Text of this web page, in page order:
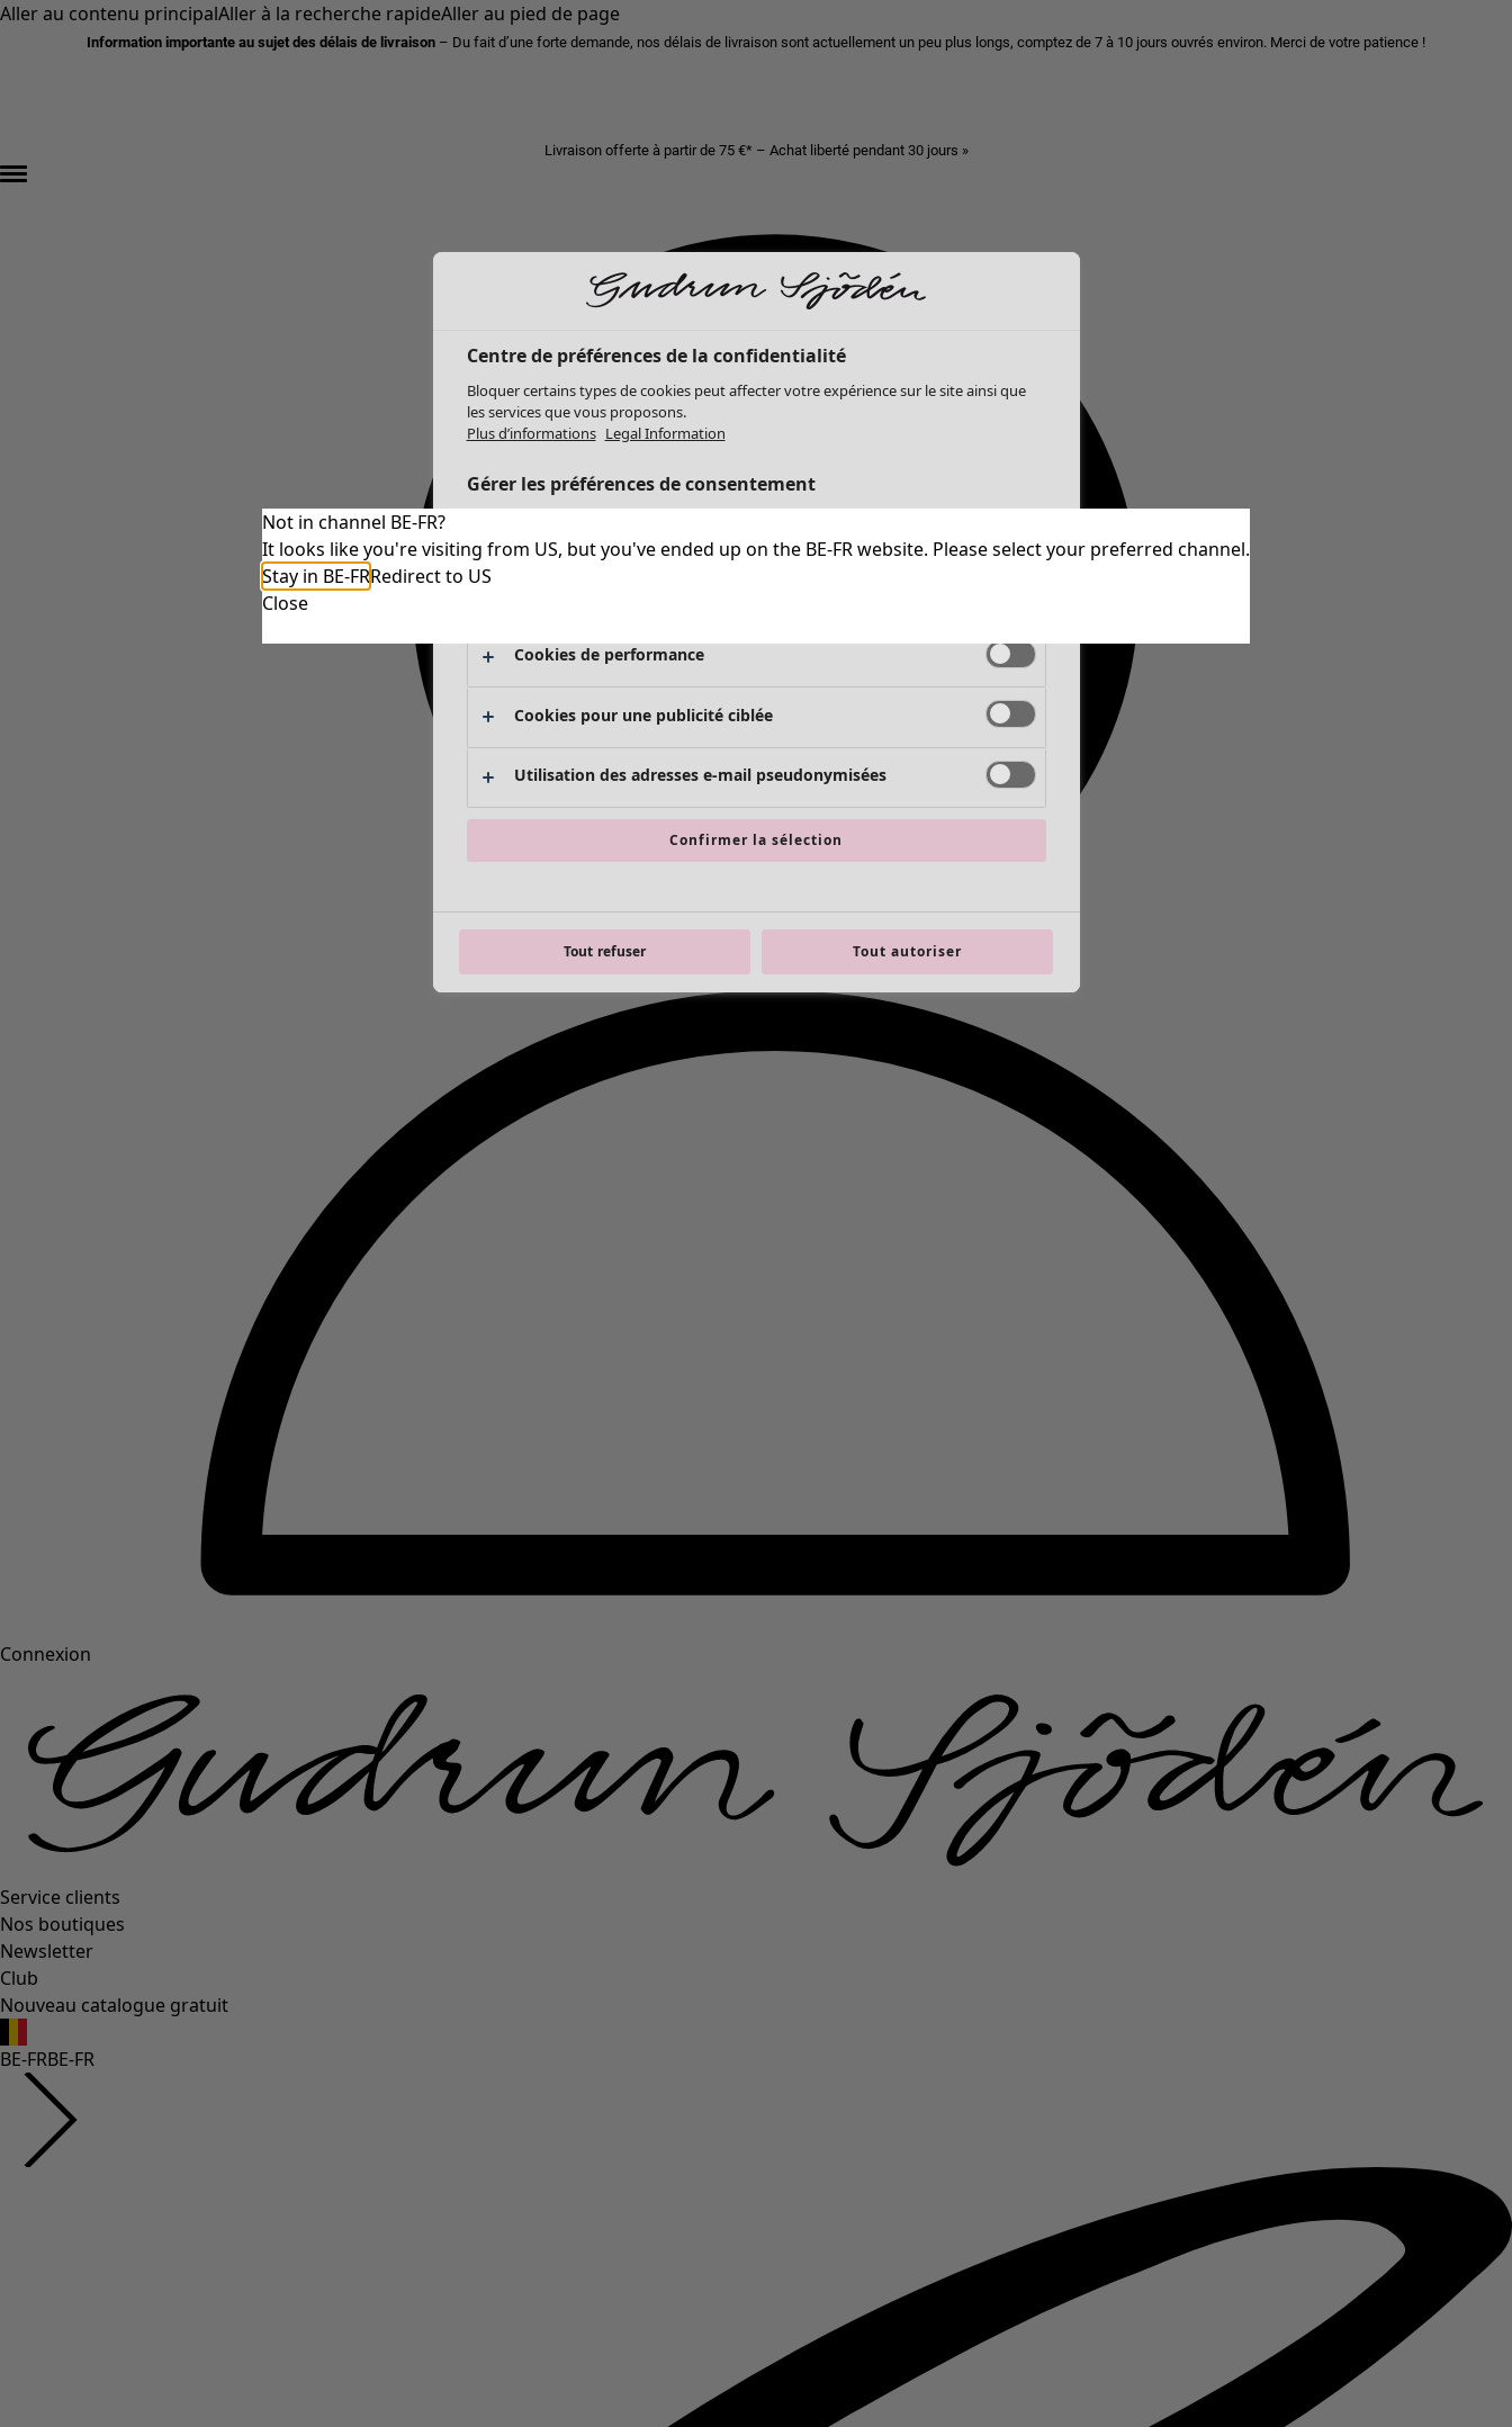
Aller au contenu principalAller à la recherche rapideAller au pied de page
Information importante au sujet des délais de livraison – Du fait d’une forte demande, nos délais de livraison sont actuellement un peu plus longs, comptez de 7 à 10 jours ouvrés environ. Merci de votre patience !
Livraison offerte à partir de 75 €* – Achat liberté pendant 30 jours »
Connexion
Service clients
Nos boutiques
Newsletter
Club
Nouveau catalogue gratuit
BE-FRBE-FR
Not in channel BE-FR?
It looks like you're visiting from US, but you've ended up on the BE-FR website. Please select your preferred channel.
Stay in BE-FRRedirect to US
Close
Centre de préférences de la confidentialité
Bloquer certains types de cookies peut affecter votre expérience sur le site ainsi que
les services que vous proposons.
Plus d’informations Legal Information
Gérer les préférences de consentement
Cookies strictement nécessaires Toujours actif
Cookies de performance
Cookies pour une publicité ciblée
Utilisation des adresses e-mail pseudonymisées
Confirmer la sélection
Tout refuser Tout autoriser